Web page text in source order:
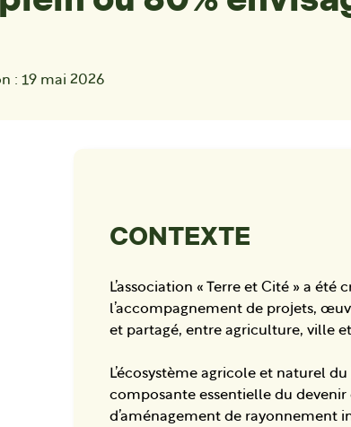
: 19 mai 2026
CONTEXTE
L’association « Terre et Cité » a
l’accompagnement de projets,
et partagé, entre agriculture, ville
L’écosystème agricole et naturel
composante essentielle du
d’aménagement de rayonnement